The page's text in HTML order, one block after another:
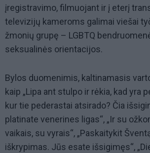
įregistravimo, filmuojant ir į eterį
televizijų kameroms galimai viešai
žmonių grupę – LGBTQ
seksualinės orientacijos.
Bylos duomenimis, kaltinamasis
kaip „Lipa ant stulpo ir rėkia, kad yra
kur tie pederastai atsirado? Čia
platinate venerines ligas“, „Ir su
vaikais, su vyrais“, „Paskaitykit
iškrypimas. Jūs esate išsigimęs“,